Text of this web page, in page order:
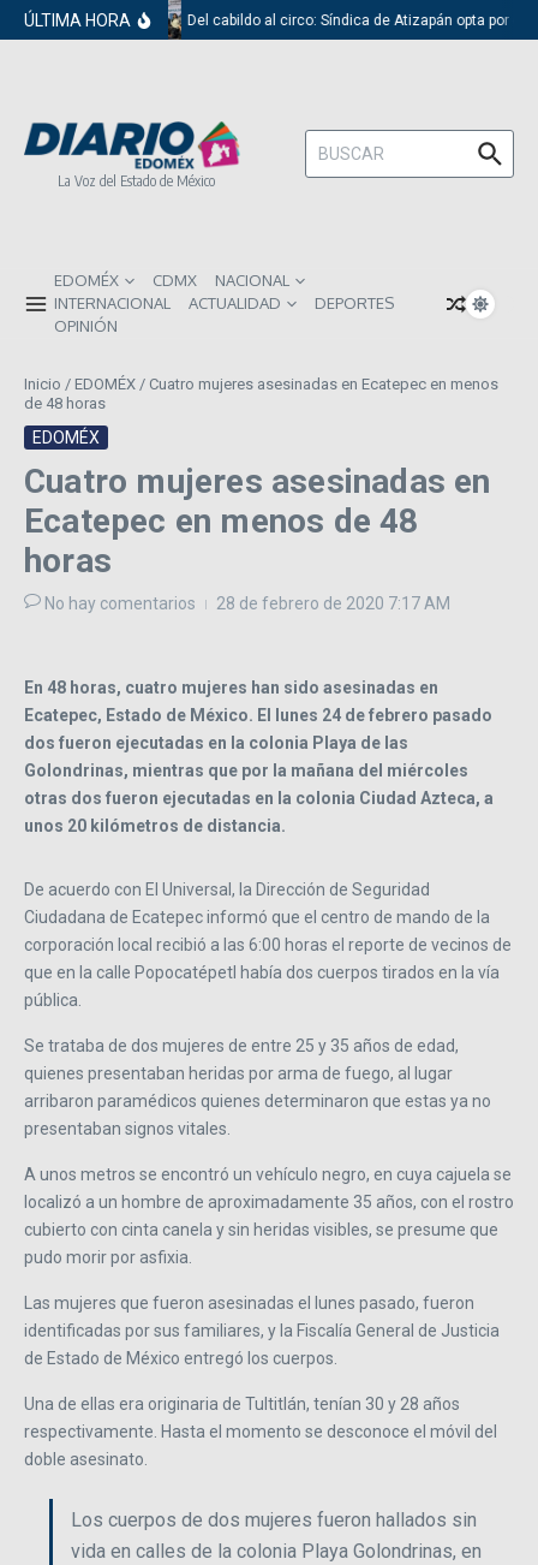
Saltar al contenido
ÚLTIMA HORA Del cabildo al circo: Síndica de Atizapán opta por el
La Voz del Estado de México
Buscar:
EDOMÉX CDMX
NACIONAL
INTERNACIONAL
ACTUALIDAD
DEPORTES
OPINIÓN
Inicio / EDOMÉX / Cuatro mujeres asesinadas en Ecatepec en menos
de 48 horas
EDOMÉX
Cuatro mujeres asesinadas en
Ecatepec en menos de 48
horas
No hay comentarios 28 de febrero de 2020 7:17 AM
En 48 horas, cuatro mujeres han sido asesinadas en
Ecatepec, Estado de México. El lunes 24 de febrero pasado
dos fueron ejecutadas en la colonia Playa de las
Golondrinas, mientras que por la mañana del miércoles
otras dos fueron ejecutadas en la colonia Ciudad Azteca, a
unos 20 kilómetros de distancia.
De acuerdo con El Universal, la Dirección de Seguridad
Ciudadana de Ecatepec informó que el centro de mando de la
corporación local recibió a las 6:00 horas el reporte de vecinos de
que en la calle Popocatépetl había dos cuerpos tirados en la vía
pública.
Se trataba de dos mujeres de entre 25 y 35 años de edad,
quienes presentaban heridas por arma de fuego, al lugar
arribaron paramédicos quienes determinaron que estas ya no
presentaban signos vitales.
A unos metros se encontró un vehículo negro, en cuya cajuela se
localizó a un hombre de aproximadamente 35 años, con el rostro
cubierto con cinta canela y sin heridas visibles, se presume que
pudo morir por asfixia.
Las mujeres que fueron asesinadas el lunes pasado, fueron
identificadas por sus familiares, y la Fiscalía General de Justicia
de Estado de México entregó los cuerpos.
Una de ellas era originaria de Tultitlán, tenían 30 y 28 años
respectivamente. Hasta el momento se desconoce el móvil del
doble asesinato.
Los cuerpos de dos mujeres fueron hallados sin
vida en calles de la colonia Playa Golondrinas, en